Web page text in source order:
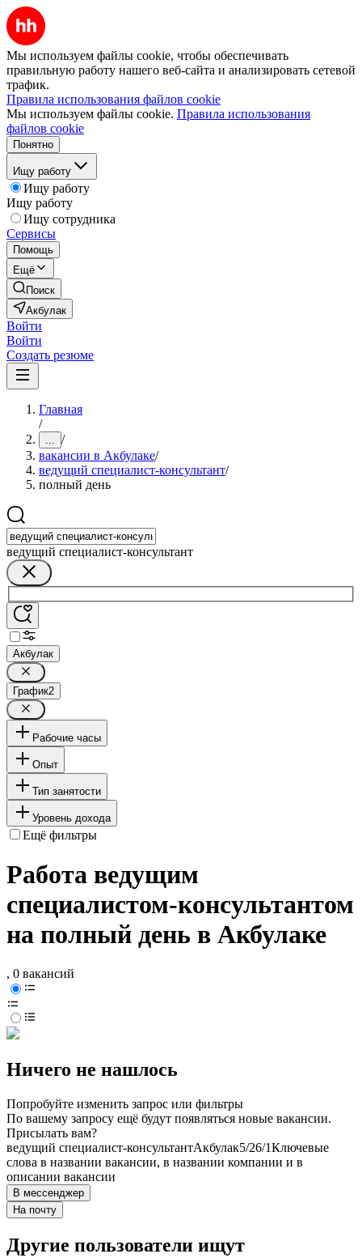
Мы используем файлы cookie, чтобы обеспечивать
правильную работу нашего веб-сайта и анализировать сетевой
трафик.
Правила использования файлов cookie
Мы используем файлы cookie. Правила использования
файлов cookie
Понятно
Ищу работу
Ищу работу
Ищу работу
Ищу сотрудника
Сервисы
Помощь
Ещё
Поиск
Акбулак
Войти
Войти
Создать резюме
Главная
/
... /
вакансии в Акбулаке/
ведущий специалист-консультант/
полный день
ведущий специалист-консультант
Акбулак
График2
Рабочие часы
Опыт
Тип занятости
Уровень дохода
Ещё фильтры
Работа ведущим
специалистом-консультантом
на полный день в Акбулаке
, 0 вакансий
Ничего не нашлось
Попробуйте изменить запрос или фильтры
По вашему запросу ещё будут появляться новые вакансии.
Присылать вам?
ведущий специалист-консультантАкбулак5/26/1Ключевые
слова в названии вакансии, в названии компании и в
описании вакансии
В мессенджер
На почту
Другие пользователи ищут